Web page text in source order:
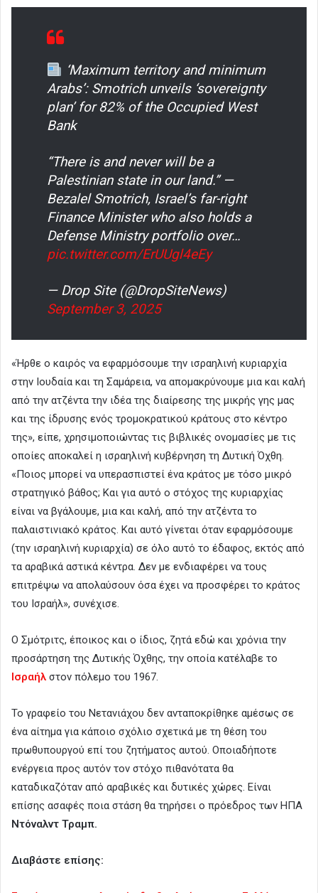
‘Maximum territory and minimum
Arabs’: Smotrich unveils ‘sovereignty
plan’ for 82% of the Occupied West
Bank
“There is and never will be a
Palestinian state in our land.” —
Bezalel Smotrich, Israel’s far-right
Finance Minister who also holds a
Defense Ministry portfolio over…
pic.twitter.com/ErUUgl4eEy
— Drop Site (@DropSiteNews)
September 3, 2025
«Ήρθε ο καιρός να εφαρμόσουμε την ισραηλινή κυριαρχία
στην Ιουδαία και τη Σαμάρεια, να απομακρύνουμε μια και καλή
από την ατζέντα την ιδέα της διαίρεσης της μικρής γης μας
και της ίδρυσης ενός τρομοκρατικού κράτους στο κέντρο
της», είπε, χρησιμοποιώντας τις βιβλικές ονομασίες με τις
οποίες αποκαλεί η ισραηλινή κυβέρνηση τη Δυτική Όχθη.
«Ποιος μπορεί να υπερασπιστεί ένα κράτος με τόσο μικρό
στρατηγικό βάθος; Και για αυτό ο στόχος της κυριαρχίας
είναι να βγάλουμε, μια και καλή, από την ατζέντα το
παλαιστινιακό κράτος. Και αυτό γίνεται όταν εφαρμόσουμε
(την ισραηλινή κυριαρχία) σε όλο αυτό το έδαφος, εκτός από
τα αραβικά αστικά κέντρα. Δεν με ενδιαφέρει να τους
επιτρέψω να απολαύσουν όσα έχει να προσφέρει το κράτος
του Ισραήλ», συνέχισε.
Ο Σμότριτς, έποικος και ο ίδιος, ζητά εδώ και χρόνια την
προσάρτηση της Δυτικής Όχθης, την οποία κατέλαβε το
Ισραήλ στον πόλεμο του 1967.
Το γραφείο του Νετανιάχου δεν ανταποκρίθηκε αμέσως σε
ένα αίτημα για κάποιο σχόλιο σχετικά με τη θέση του
πρωθυπουργού επί του ζητήματος αυτού. Οποιαδήποτε
ενέργεια προς αυτόν τον στόχο πιθανότατα θα
καταδικαζόταν από αραβικές και δυτικές χώρες. Είναι
επίσης ασαφές ποια στάση θα τηρήσει ο πρόεδρος των ΗΠΑ
Ντόναλντ Τραμπ.
Διαβάστε επίσης: